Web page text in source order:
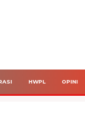
HWPL OPINI